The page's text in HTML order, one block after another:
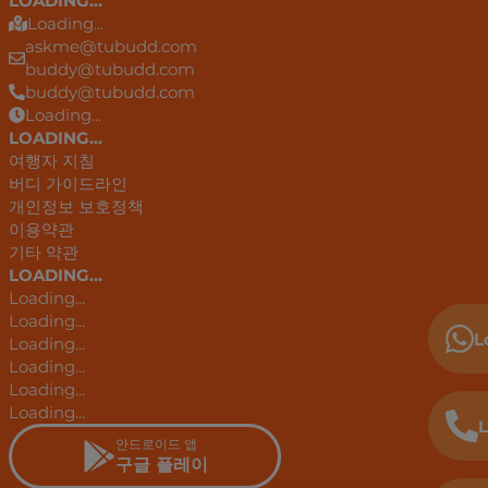
Loading...
askme@tubudd.com
buddy@tubudd.com
buddy@tubudd.com
Loading...
LOADING...
여행자 지침
버디 가이드라인
개인정보 보호정책
이용약관
기타 약관
LOADING...
Loading...
Loading...
Loading...
Loading...
Loading...
Loading...
안드로이드 앱
구글 플레이